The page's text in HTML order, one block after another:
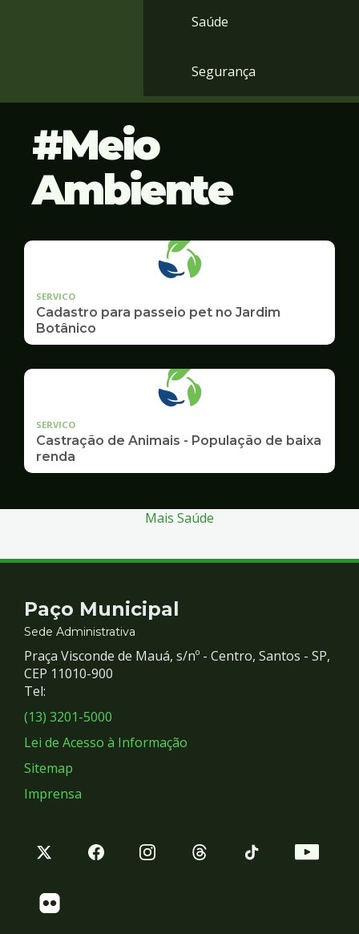
Saúde
Segurança
Meio
Ambiente
SERVICO
Cadastro para passeio pet no Jardim
Botânico
SERVICO
Castração de Animais - População de baixa
renda
Mais Saúde
Contato
e
Redes
Sociais
Paço Municipal
Sede Administrativa
Praça Visconde de Mauá, s/nº - Centro, Santos - SP,
CEP 11010-900
Tel:
(13) 3201-5000
Lei de Acesso à Informação
Sitemap
Imprensa